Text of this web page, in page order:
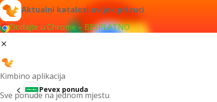
Aktualni katalozi uvijek pri ruci
Dodajte u Chrome – BESPLATNO
Kimbino aplikacija
Sve ponude na jednom mjestu
Pevex ponuda